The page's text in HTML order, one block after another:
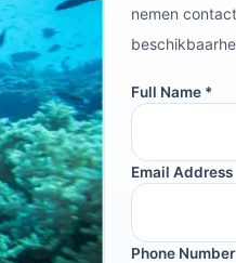
nemen
Full Name *
Email Address
Phone Number